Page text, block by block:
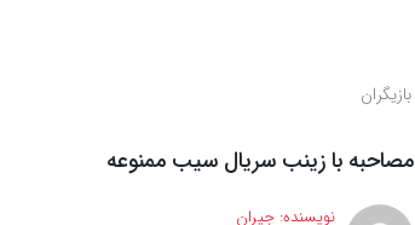
بازیگران
مصاحبه با زینب سریال سیب ممنوعه
نویسنده: جیران